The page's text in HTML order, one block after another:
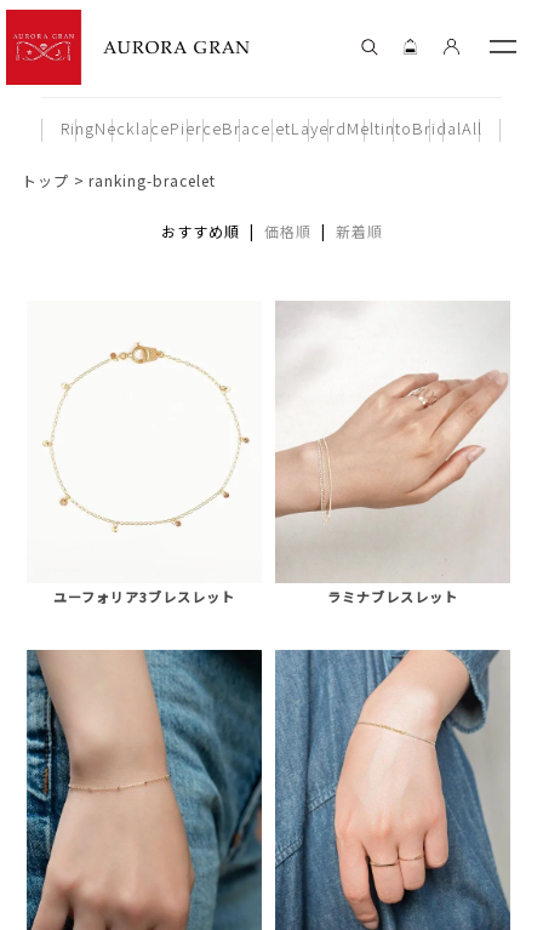
RingNecklacePierceBraceletLayerdMeltintoBridalAll
トップ ranking-bracelet
おすすめ順 | 価格順 | 新着順
ユーフォリア3ブレスレット ラミナブレスレット
AURORA GRAN
AURORA GRAN BRIDAL
NARGARORUA